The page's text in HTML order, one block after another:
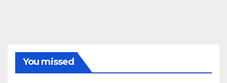
You missed